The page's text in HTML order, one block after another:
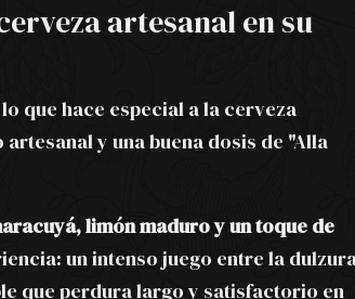
artesanal en su
que hace especial a la cerveza
y una buena dosis de "Alla
limón maduro y un toque de
un intenso juego entre la
que perdura largo y satisfactorio en